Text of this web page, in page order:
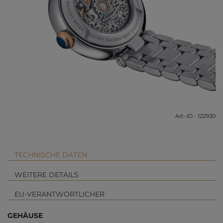
Art.-ID - 122930
TECHNISCHE DATEN
WEITERE DETAILS
EU-VERANTWORTLICHER
GEHÄUSE